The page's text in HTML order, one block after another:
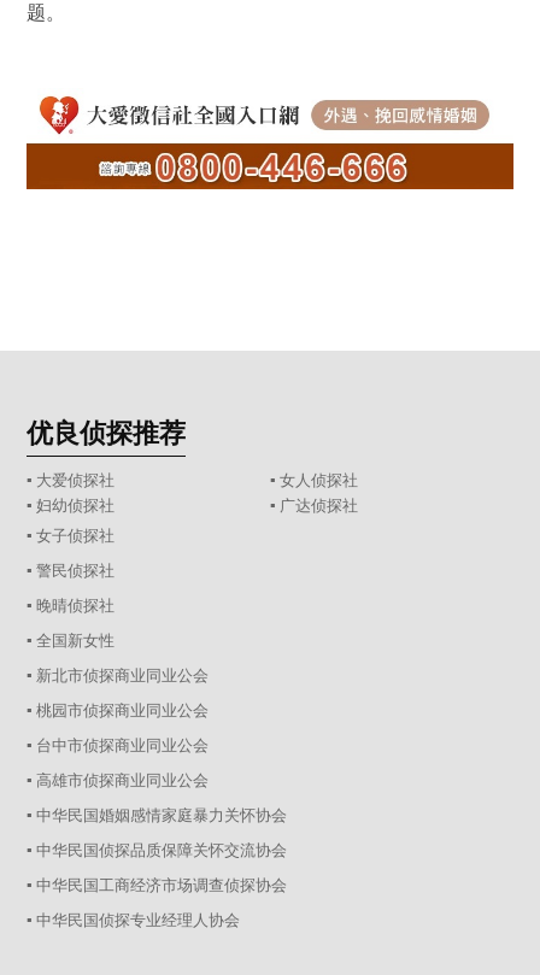
题。
优良侦探推荐
▪ 大爱侦探社
▪ 女人侦探社
▪ 妇幼侦探社
▪ 广达侦探社
▪ 女子侦探社
▪ 警民侦探社
▪ 晚晴侦探社
▪ 全国新女性
▪ 新北市侦探商业同业公会
▪ 桃园市侦探商业同业公会
▪ 台中市侦探商业同业公会
▪ 高雄市侦探商业同业公会
▪ 中华民国婚姻感情家庭暴力关怀协会
▪ 中华民国侦探品质保障关怀交流协会
▪ 中华民国工商经济市场调查侦探协会
▪ 中华民国侦探专业经理人协会